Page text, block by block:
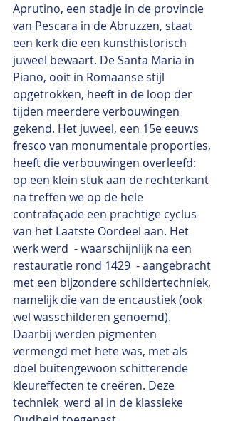
Aprutino, een stadje in de provincie
van Pescara in de Abruzzen, staat
een kerk die een kunsthistorisch
juweel bewaart. De Santa Maria in
Piano, ooit in Romaanse stijl
opgetrokken, heeft in de loop der
tijden meerdere verbouwingen
gekend. Het juweel, een 15e eeuws
fresco van monumentale proporties,
heeft die verbouwingen overleefd:
op een klein stuk aan de rechterkant
na treffen we op de hele
contrafaçade een prachtige cyclus
van het Laatste Oordeel aan. Het
werk werd  - waarschijnlijk na een
restauratie rond 1429  - aangebracht
met een bijzondere schildertechniek,
namelijk die van de encaustiek (ook
wel wasschilderen genoemd).
Daarbij werden pigmenten
vermengd met hete was, met als
doel buitengewoon schitterende
kleureffecten te creëren. Deze
techniek  werd al in de klassieke